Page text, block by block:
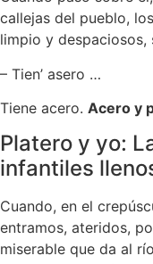
callejas del pueblo,
limpio y despaciosos,
– Tien’ asero …
Tiene acero. Acero y
Platero y yo:
infantiles
Cuando, en el
entramos, ateridos,
miserable que da al